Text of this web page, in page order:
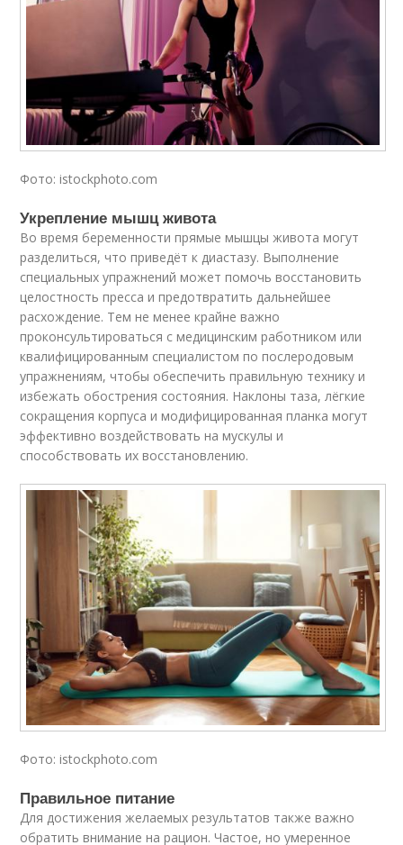
Фото: istockphoto.com
Укрепление мышц живота
Во время беременности прямые мышцы живота могут
разделиться, что приведёт к диастазу. Выполнение
специальных упражнений может помочь восстановить
целостность пресса и предотвратить дальнейшее
расхождение. Тем не менее крайне важно
проконсультироваться с медицинским работником или
квалифицированным специалистом по послеродовым
упражнениям, чтобы обеспечить правильную технику и
избежать обострения состояния. Наклоны таза, лёгкие
сокращения корпуса и модифицированная планка могут
эффективно воздействовать на мускулы и
способствовать их восстановлению.
Фото: istockphoto.com
Правильное питание
Для достижения желаемых результатов также важно
обратить внимание на рацион. Частое, но умеренное